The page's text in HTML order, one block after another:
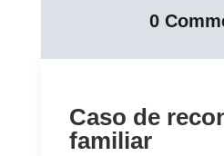
0
Caso de
familiar